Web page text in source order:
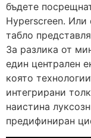
бъдете
Hyperscreen. Или
табло
За разлика от
един централен
която
интегрирани
наистина
предифиниран